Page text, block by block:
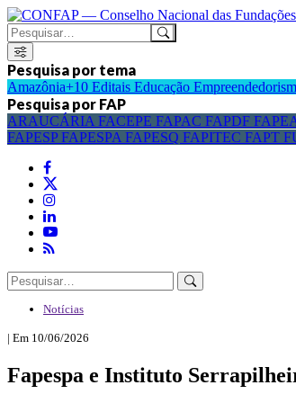
Pesquisa por tema
Amazônia+10 Editais Educação
Pesquisa por FAP
ARAUCÁRIA FACEPE FAPAC FAPDF
FAPESPFAPESPA FAPESQ FAPITEC FAPT
Notícias
| Em 10/06/2026
Fapespa e Instituto